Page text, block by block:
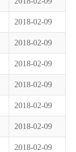
2018-02-09
2018-02-09
2018-02-09
2018-02-09
2018-02-09
2018-02-09
2018-02-09